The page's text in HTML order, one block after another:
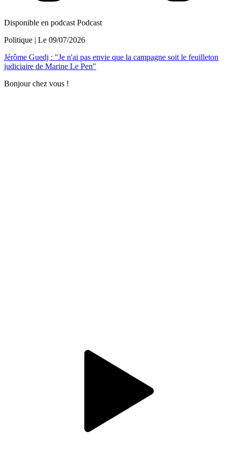
Disponible en podcast Podcast
Politique | Le 09/07/2026
Jérôme Guedj : "Je n'ai pas envie que la campagne soit le feuilleton
judiciaire de Marine Le Pen"
Bonjour chez vous !